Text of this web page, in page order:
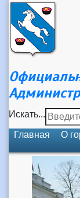
Искать...
Главная
О